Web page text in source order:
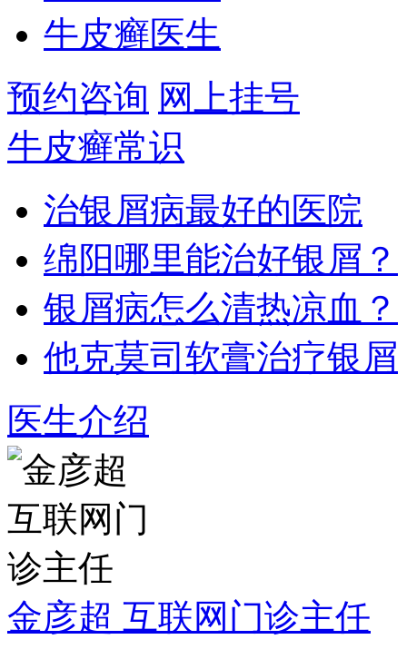
牛皮癣医生
预约咨询 网上挂号
牛皮癣常识
治银屑病最好的医院
绵阳哪里能治好银屑？
银屑病怎么清热凉血？
他克莫司软膏治疗银屑
医生介绍
金彦超 互联网门诊主任